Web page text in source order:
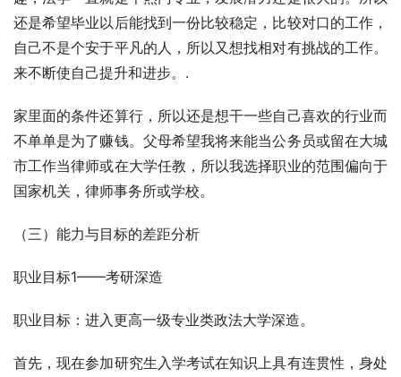
还是希望毕业以后能找到一份比较稳定，比较对口的工作，
自己不是个安于平凡的人，所以又想找相对有挑战的工作。
来不断使自己提升和进步。.
家里面的条件还算行，所以还是想干一些自己喜欢的行业而
不单单是为了赚钱。父母希望我将来能当公务员或留在大城
市工作当律师或在大学任教，所以我选择职业的范围偏向于
国家机关，律师事务所或学校。
（三）能力与目标的差距分析
职业目标1——考研深造
职业目标：进入更高一级专业类政法大学深造。
首先，现在参加研究生入学考试在知识上具有连贯性，身处